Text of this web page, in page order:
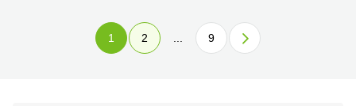
1 2 9